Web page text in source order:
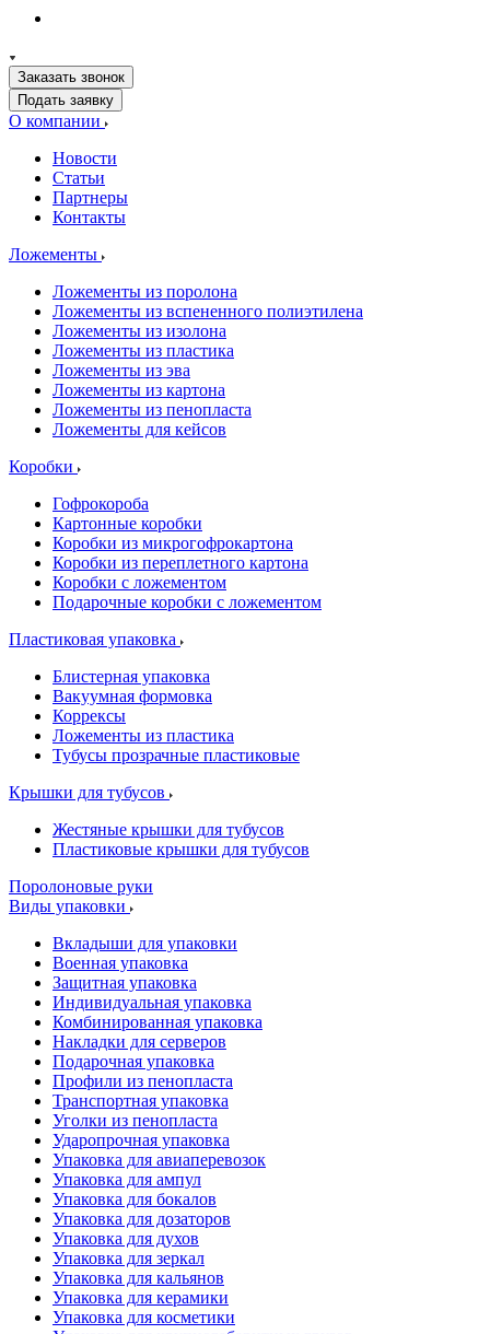
Заказать звонок
Подать заявку
О компании
Новости
Статьи
Партнеры
Контакты
Ложементы
Ложементы из поролона
Ложементы из вспененного полиэтилена
Ложементы из изолона
Ложементы из пластика
Ложементы из эва
Ложементы из картона
Ложементы из пенопласта
Ложементы для кейсов
Коробки
Гофрокороба
Картонные коробки
Коробки из микрогофрокартона
Коробки из переплетного картона
Коробки с ложементом
Подарочные коробки с ложементом
Пластиковая упаковка
Блистерная упаковка
Вакуумная формовка
Коррексы
Ложементы из пластика
Тубусы прозрачные пластиковые
Крышки для тубусов
Жестяные крышки для тубусов
Пластиковые крышки для тубусов
Поролоновые руки
Виды упаковки
Вкладыши для упаковки
Военная упаковка
Защитная упаковка
Индивидуальная упаковка
Комбинированная упаковка
Накладки для серверов
Подарочная упаковка
Профили из пенопласта
Транспортная упаковка
Уголки из пенопласта
Ударопрочная упаковка
Упаковка для авиаперевозок
Упаковка для ампул
Упаковка для бокалов
Упаковка для дозаторов
Упаковка для духов
Упаковка для зеркал
Упаковка для кальянов
Упаковка для керамики
Упаковка для косметики